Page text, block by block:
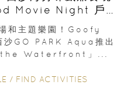
Movie Night 戶
和主題樂園！Goofy
GO PARK Aqua推出
Waterfront」...
/ FIND ACTIVITIES